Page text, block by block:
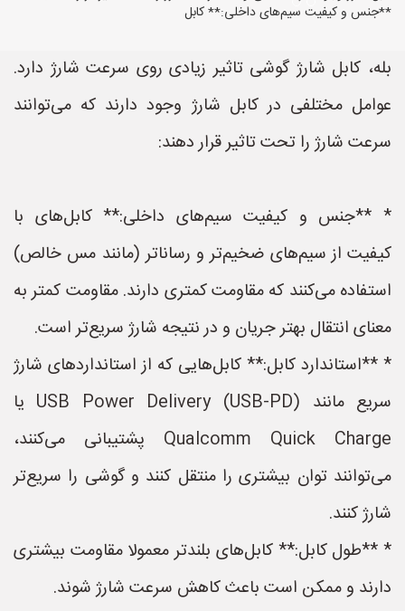
**جنس و کیفیت سیم‌های داخلی:** کابل
بله، کابل شارژ گوشی تاثیر زیادی روی سرعت شارژ دارد.
عوامل مختلفی در کابل شارژ وجود دارند که می‌توانند
سرعت شارژ را تحت تاثیر قرار دهند:
* **جنس و کیفیت سیم‌های داخلی:** کابل‌های با
کیفیت از سیم‌های ضخیم‌تر و رساناتر (مانند مس خالص)
استفاده می‌کنند که مقاومت کمتری دارند. مقاومت کمتر به
معنای انتقال بهتر جریان و در نتیجه شارژ سریع‌تر است.
* **استاندارد کابل:** کابل‌هایی که از استانداردهای شارژ
سریع مانند USB Power Delivery (USB-PD) یا
Qualcomm Quick Charge پشتیبانی می‌کنند،
می‌توانند توان بیشتری را منتقل کنند و گوشی را سریع‌تر
شارژ کنند.
* **طول کابل:** کابل‌های بلندتر معمولا مقاومت بیشتری
دارند و ممکن است باعث کاهش سرعت شارژ شوند.